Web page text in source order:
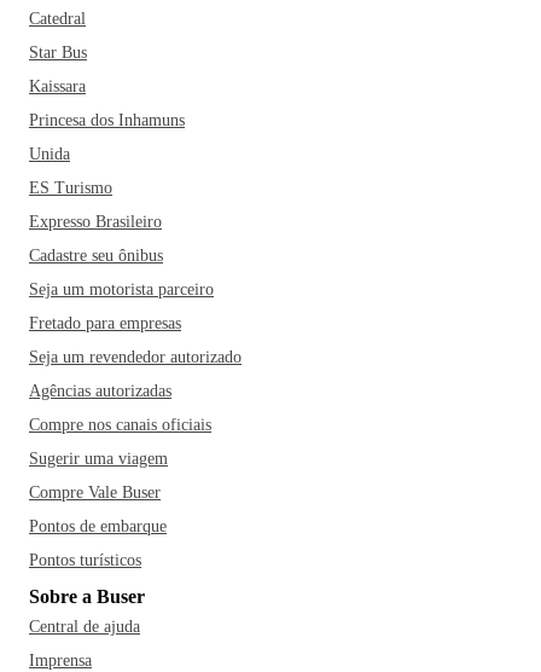
Catedral
Star Bus
Kaissara
Princesa dos Inhamuns
Unida
ES Turismo
Expresso Brasileiro
Cadastre seu ônibus
Seja um motorista parceiro
Fretado para empresas
Seja um revendedor autorizado
Agências autorizadas
Compre nos canais oficiais
Sugerir uma viagem
Compre Vale Buser
Pontos de embarque
Pontos turísticos
Sobre a Buser
Central de ajuda
Imprensa